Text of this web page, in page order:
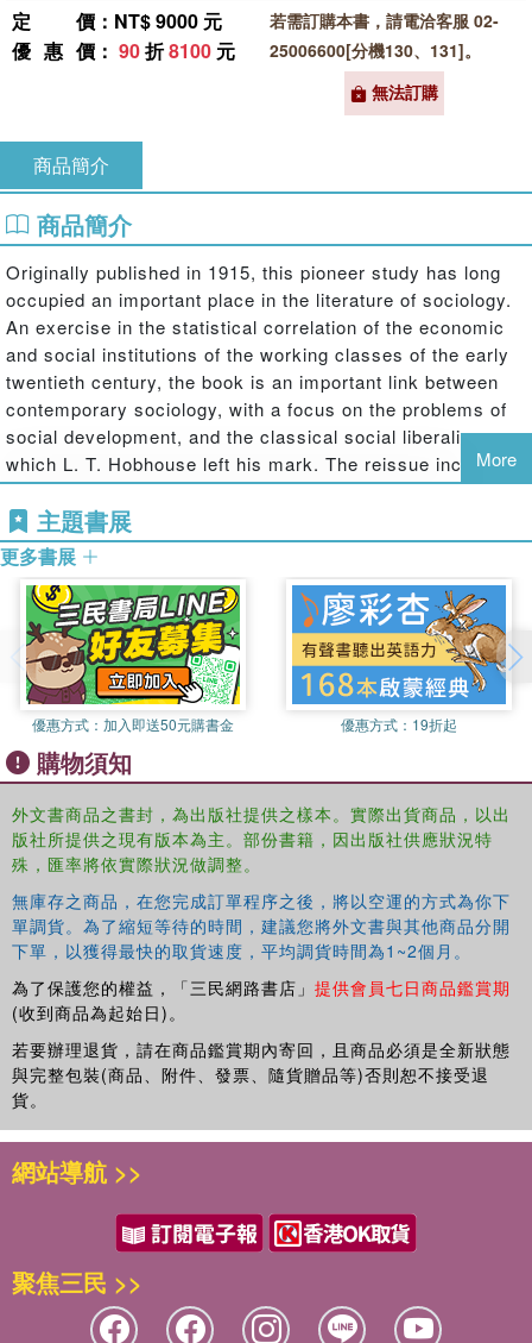
定價 ：NT$ 9000 元
優惠價 ： 90折8100 元
若需訂購本書，請電洽客服 02-
25006600[分機130、131]。
無法訂購
商品簡介
商品簡介
Originally published in 1915, this pioneer study has long
occupied an important place in the literature of sociology.
An exercise in the statistical correlation of the economic
and social institutions of the working classes of the early
twentieth century, the book is an important link between
contemporary sociology, with a focus on the problems of
social development, and the classical social liberalism on
which L. T. Hobhouse left his mark. The reissue includes
the introduction written by Morris Ginsberg in the 1965
reprint, where he explains what he and his colleagues set
out to achieve and responds to the criticism faced by the
study. This is a classic work which is still of great value to
sociologists and anthropologists today.
More
主題書展
更多書展
優惠方式： 加入即送50元購書金 優惠方式： 19折起
購物須知
外文書商品之書封，為出版社提供之樣本。實際出貨商品，以出
版社所提供之現有版本為主。部份書籍，因出版社供應狀況特
殊，匯率將依實際狀況做調整。
無庫存之商品，在您完成訂單程序之後，將以空運的方式為你下
單調貨。為了縮短等待的時間，建議您將外文書與其他商品分開
下單，以獲得最快的取貨速度，平均調貨時間為1~2個月。
為了保護您的權益，「三民網路書店」 提供會員七日商品鑑賞期
(收到商品為起始日)。
若要辦理退貨，請在商品鑑賞期內寄回，且商品必須是全新狀態
與完整包裝(商品、附件、發票、隨貨贈品等)否則恕不接受退
貨。
網站導航 >>
聚焦三民 >>